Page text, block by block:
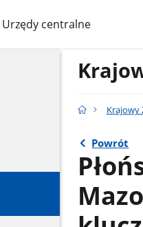
gov.pl
Urzędy centralne
Krajowy
Powrót